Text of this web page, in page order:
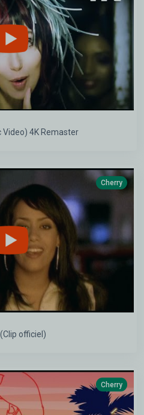
Video) 4K Remaster
Cherry
officiel)
Cherry